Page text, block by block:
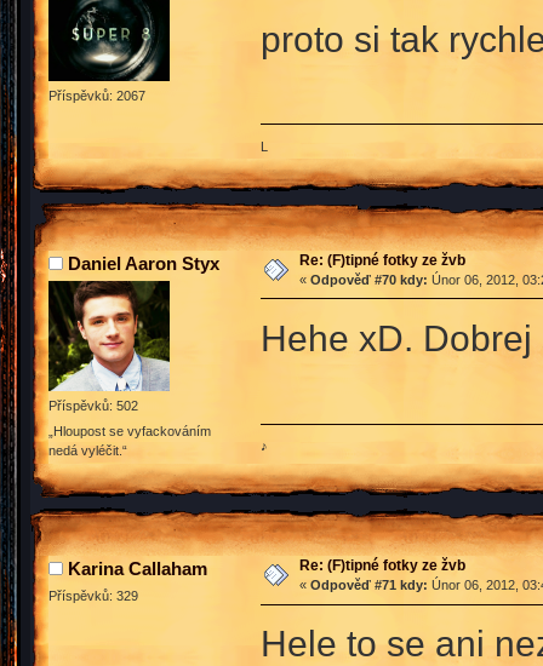
Příspěvků: 2067
proto si tak
L
Daniel Aaron Styx
Příspěvků: 502
„Hloupost se vyfackováním
nedá vyléčit.“
Re: (F)tipné fotky ze žvb
« Odpověď #70 kdy: Únor 06, 2012,
Hehe xD.
♪
Karina Callaham
Příspěvků: 329
Re: (F)tipné fotky ze žvb
« Odpověď #71 kdy: Únor 06, 2012,
Hele to se ani